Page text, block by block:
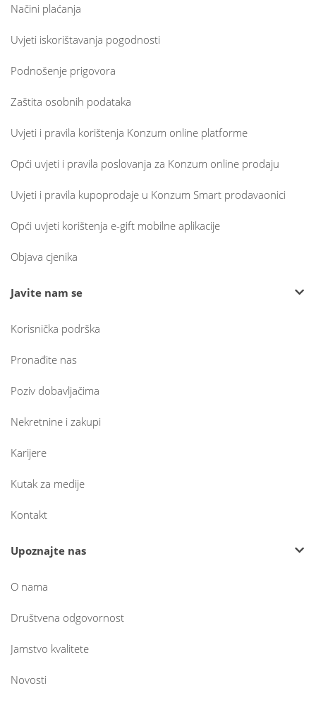
Načini plaćanja
Uvjeti iskorištavanja pogodnosti
Podnošenje prigovora
Zaštita osobnih podataka
Uvjeti i pravila korištenja Konzum online platforme
Opći uvjeti i pravila poslovanja za Konzum online prodaju
Uvjeti i pravila kupoprodaje u Konzum Smart prodavaonici
Opći uvjeti korištenja e-gift mobilne aplikacije
Objava cjenika
Javite nam se
Korisnička podrška
Pronađite nas
Poziv dobavljačima
Nekretnine i zakupi
Karijere
Kutak za medije
Kontakt
Upoznajte nas
O nama
Društvena odgovornost
Jamstvo kvalitete
Novosti